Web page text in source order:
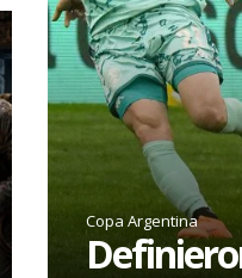
Copa Argentina